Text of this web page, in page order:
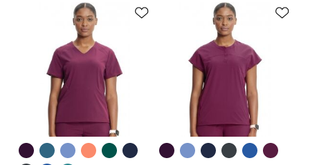
Быстрый обзор Быстрый обзор